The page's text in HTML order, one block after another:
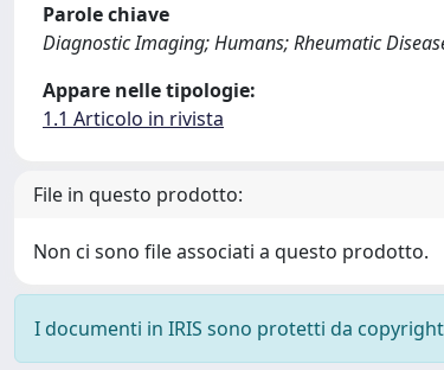
Parole chiave
Diagnostic Imaging; Humans; Rheumatic
Appare nelle tipologie:
1.1 Articolo in rivista
File in questo prodotto:
Non ci sono file associati a questo prodotto.
I documenti in IRIS sono protetti da